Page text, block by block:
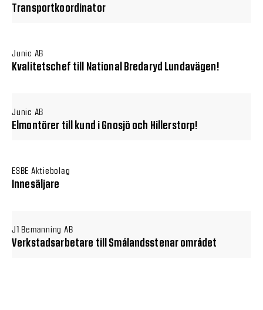
Transportkoordinator
Junic AB
Kvalitetschef till National Bredaryd Lundavägen!
Junic AB
Elmontörer till kund i Gnosjö och Hillerstorp!
ESBE Aktiebolag
Innesäljare
J1 Bemanning AB
Verkstadsarbetare till Smålandsstenar området